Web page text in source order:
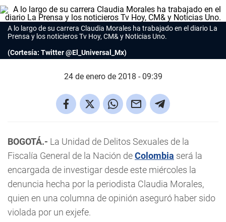
A lo largo de su carrera Claudia Morales ha trabajado en el diario La
Prensa y los noticieros Tv Hoy, CM& y Noticias Uno.
(Cortesía: Twitter @El_Universal_Mx)
24 de enero de 2018 - 09:39
BOGOTÁ.- La Unidad de Delitos Sexuales de la
Fiscalía General de la Nación deColombia será la
encargada de investigar desde este miércoles la
denuncia hecha por la periodista Claudia Morales,
quien en una columna de opinión aseguró haber sido
violada por un exjefe.